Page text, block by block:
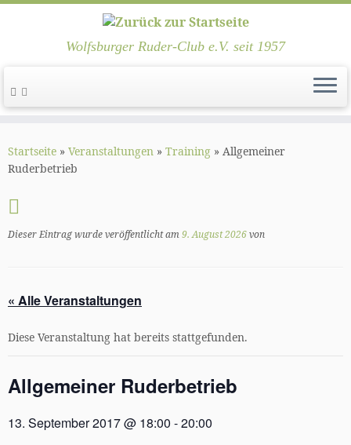
Inhalt
springen
Wolfsburger Ruder-Club e.V. seit 1957
Startseite » Veranstaltungen » Training » Allgemeiner
Ruderbetrieb
Dieser Eintrag wurde veröffentlicht am9. August 2026von
« Alle Veranstaltungen
Diese Veranstaltung hat bereits stattgefunden.
Allgemeiner Ruderbetrieb
13. September 2017 @ 18:00 -20:00